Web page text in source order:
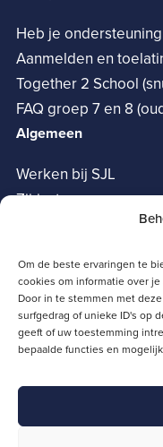
Om de beste ervaringen te
cookies om informatie over
Door in te stemmen met
surfgedrag of unieke ID's op
geeft of uw toestemming
bepaalde functies en
Heb je
Aanmelden en
Together 2 School
FAQ groep 7 en 8
Algemeen
Werken bij SJL
Zij-instroom
Vrienden van het SJL
Privacy verklaring
Cookie policy
Snelle links
Moodle